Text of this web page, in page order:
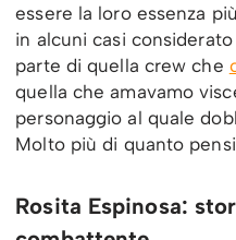
essere la loro essenza
in alcuni casi
parte di quella crew che
quella che amavamo
personaggio al quale
Molto più di quanto
Rosita Espinosa: